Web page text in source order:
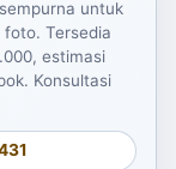
untuk
Tersedia
estimasi
Konsultasi